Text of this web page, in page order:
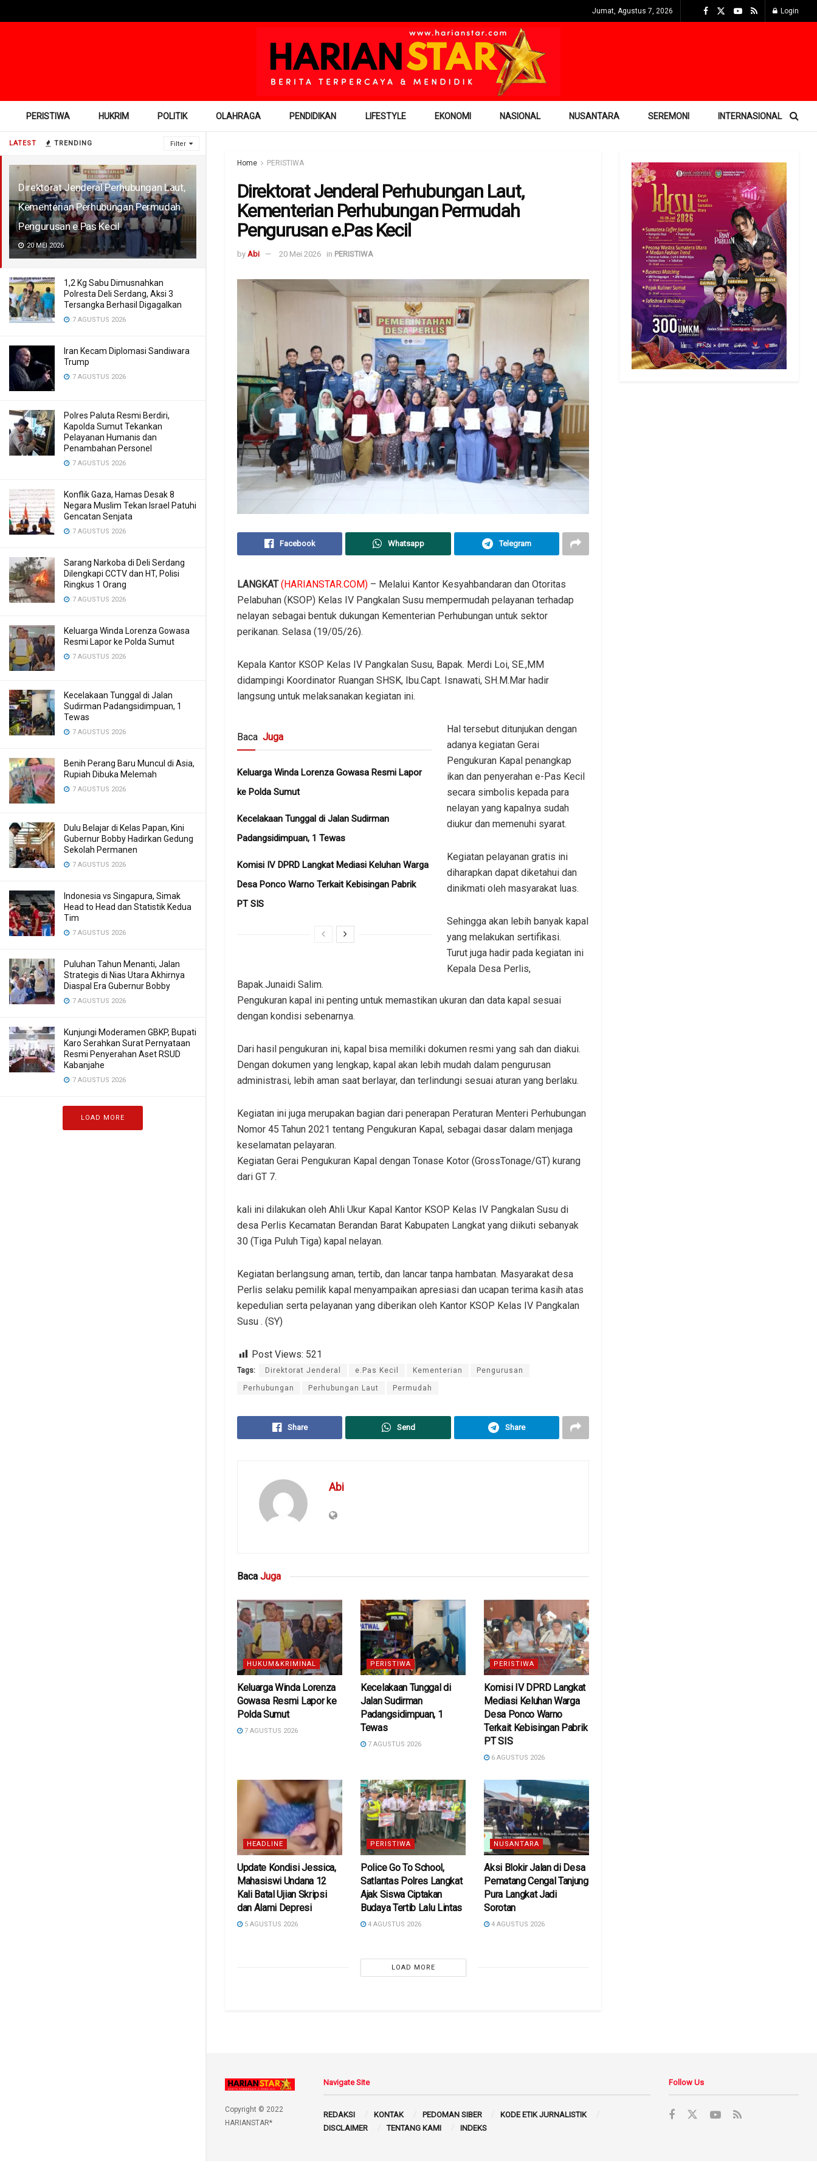
LATEST TRENDING Filter
Direktorat Jenderal Perhubungan Laut,
Kementerian Perhubungan Permudah
Pengurusan e.Pas Kecil
20 MEI 2026
1,2 Kg Sabu Dimusnahkan
Polresta Deli Serdang, Aksi 3
Tersangka Berhasil Digagalkan
7 AGUSTUS 2026
Iran Kecam Diplomasi Sandiwara
Trump
7 AGUSTUS 2026
Polres Paluta Resmi Berdiri,
Kapolda Sumut Tekankan
Pelayanan Humanis dan
Penambahan Personel
7 AGUSTUS 2026
Konflik Gaza, Hamas Desak 8
Negara Muslim Tekan Israel Patuhi
Gencatan Senjata
7 AGUSTUS 2026
Sarang Narkoba di Deli Serdang
Dilengkapi CCTV dan HT, Polisi
Ringkus 1 Orang
7 AGUSTUS 2026
Keluarga Winda Lorenza Gowasa
Resmi Lapor ke Polda Sumut
7 AGUSTUS 2026
Kecelakaan Tunggal di Jalan
Sudirman Padangsidimpuan, 1
Tewas
7 AGUSTUS 2026
Benih Perang Baru Muncul di Asia,
Rupiah Dibuka Melemah
7 AGUSTUS 2026
Dulu Belajar di Kelas Papan, Kini
Gubernur Bobby Hadirkan Gedung
Sekolah Permanen
7 AGUSTUS 2026
Indonesia vs Singapura, Simak
Head to Head dan Statistik Kedua
Tim
7 AGUSTUS 2026
Puluhan Tahun Menanti, Jalan
Strategis di Nias Utara Akhirnya
Diaspal Era Gubernur Bobby
7 AGUSTUS 2026
Kunjungi Moderamen GBKP, Bupati
Karo Serahkan Surat Pernyataan
Resmi Penyerahan Aset RSUD
Kabanjahe
7 AGUSTUS 2026
LOAD MORE
Jumat, Agustus 7, 2026 Login
PERISTIWA HUKRIM POLITIK OLAHRAGA PENDIDIKAN LIFESTYLE EKONOMI NASIONAL NUSANTARA SEREMONI INTERNASIONAL
Home PERISTIWA
Direktorat Jenderal Perhubungan Laut,
Kementerian Perhubungan Permudah
Pengurusan e.Pas Kecil
by Abi 20 Mei 2026 in PERISTIWA
Facebook Whatsapp Telegram
LANGKAT(HARIANSTAR.COM) – Melalui Kantor Kesyahbandaran dan Otoritas
Pelabuhan (KSOP) Kelas IV Pangkalan Susu mempermudah pelayanan terhadap
nelayan sebagai bentuk dukungan Kementerian Perhubungan untuk sektor
perikanan. Selasa (19/05/26).
Kepala Kantor KSOP Kelas IV Pangkalan Susu, Bapak. Merdi Loi, SE.,MM
didampingi Koordinator Ruangan SHSK, Ibu.Capt. Isnawati, SH.M.Mar hadir
langsung untuk melaksanakan kegiatan ini.
Baca Juga
Keluarga Winda Lorenza Gowasa Resmi Lapor
ke Polda Sumut
Kecelakaan Tunggal di Jalan Sudirman
Padangsidimpuan, 1 Tewas
Komisi IV DPRD Langkat Mediasi Keluhan Warga
Desa Ponco Warno Terkait Kebisingan Pabrik
PT SIS
Hal tersebut ditunjukan dengan
adanya kegiatan Gerai
Pengukuran Kapal penangkap
ikan dan penyerahan e-Pas Kecil
secara simbolis kepada para
nelayan yang kapalnya sudah
diukur dan memenuhi syarat.
Kegiatan pelayanan gratis ini
diharapkan dapat diketahui dan
dinikmati oleh masyarakat luas.
Sehingga akan lebih banyak kapal
yang melakukan sertifikasi.
Turut juga hadir pada kegiatan ini
Kepala Desa Perlis,
Bapak.Junaidi Salim.
Pengukuran kapal ini penting untuk memastikan ukuran dan data kapal sesuai
dengan kondisi sebenarnya.
Dari hasil pengukuran ini, kapal bisa memiliki dokumen resmi yang sah dan diakui.
Dengan dokumen yang lengkap, kapal akan lebih mudah dalam pengurusan
administrasi, lebih aman saat berlayar, dan terlindungi sesuai aturan yang berlaku.
Kegiatan ini juga merupakan bagian dari penerapan Peraturan Menteri Perhubungan
Nomor 45 Tahun 2021 tentang Pengukuran Kapal, sebagai dasar dalam menjaga
keselamatan pelayaran.
Kegiatan Gerai Pengukuran Kapal dengan Tonase Kotor (GrossTonage/GT) kurang
dari GT 7.
kali ini dilakukan oleh Ahli Ukur Kapal Kantor KSOP Kelas IV Pangkalan Susu di
desa Perlis Kecamatan Berandan Barat Kabupaten Langkat yang diikuti sebanyak
30 (Tiga Puluh Tiga) kapal nelayan.
Kegiatan berlangsung aman, tertib, dan lancar tanpa hambatan. Masyarakat desa
Perlis selaku pemilik kapal menyampaikan apresiasi dan ucapan terima kasih atas
kepedulian serta pelayanan yang diberikan oleh Kantor KSOP Kelas IV Pangkalan
Susu . (SY)
Post Views: 521
Tags: Direktorat Jenderal e.Pas Kecil Kementerian Pengurusan
Perhubungan Perhubungan Laut Permudah
Share Send Share
Abi
Baca Juga
HUKUM&KRIMINAL
Keluarga Winda Lorenza
Gowasa Resmi Lapor ke
Polda Sumut
7 AGUSTUS 2026
PERISTIWA
Kecelakaan Tunggal di
Jalan Sudirman
Padangsidimpuan, 1
Tewas
7 AGUSTUS 2026
PERISTIWA
Komisi IV DPRD Langkat
Mediasi Keluhan Warga
Desa Ponco Warno
Terkait Kebisingan Pabrik
PT SIS
6 AGUSTUS 2026
HEADLINE
Update Kondisi Jessica,
Mahasiswi Undana 12
Kali Batal Ujian Skripsi
dan Alami Depresi
5 AGUSTUS 2026
PERISTIWA
Police Go To School,
Satlantas Polres Langkat
Ajak Siswa Ciptakan
Budaya Tertib Lalu Lintas
4 AGUSTUS 2026
NUSANTARA
Aksi Blokir Jalan di Desa
Pematang Cengal Tanjung
Pura Langkat Jadi
Sorotan
4 AGUSTUS 2026
LOAD MORE
Copyright © 2022
HARIANSTAR*
Navigate Site
REDAKSI KONTAK PEDOMAN SIBER
KODE ETIK JURNALISTIK
DISCLAIMER
TENTANG KAMI INDEKS
Follow Us